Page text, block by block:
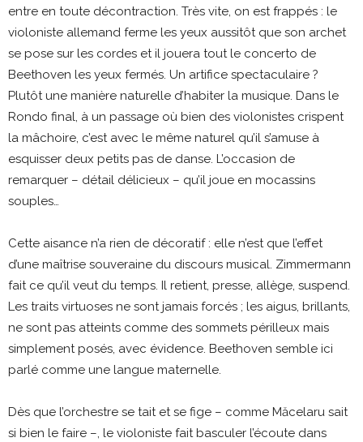
entre en toute décontraction. Très vite, on est frappés : le
violoniste allemand ferme les yeux aussitôt que son archet
se pose sur les cordes et il jouera tout le concerto de
Beethoven les yeux fermés. Un artifice spectaculaire ?
Plutôt une manière naturelle d’habiter la musique. Dans le
Rondo final, à un passage où bien des violonistes crispent
la mâchoire, c’est avec le même naturel qu’il s’amuse à
esquisser deux petits pas de danse. L’occasion de
remarquer – détail délicieux – qu’il joue en mocassins
souples…
Cette aisance n’a rien de décoratif : elle n’est que l’effet
d’une maîtrise souveraine du discours musical. Zimmermann
fait ce qu’il veut du temps. Il retient, presse, allège, suspend.
Les traits virtuoses ne sont jamais forcés ; les aigus, brillants,
ne sont pas atteints comme des sommets périlleux mais
simplement posés, avec évidence. Beethoven semble ici
parlé comme une langue maternelle.
Dès que l’orchestre se tait et se fige – comme Măcelaru sait
si bien le faire –, le violoniste fait basculer l’écoute dans